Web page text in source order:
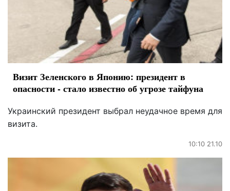
Визит Зеленского в Японию: президент в
опасности - стало известно об угрозе тайфуна
Украинский президент выбрал неудачное время для
визита.
10:10 21.10